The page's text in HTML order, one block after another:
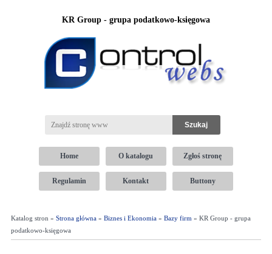
KR Group - grupa podatkowo-księgowa
Home O katalogu Zgłoś stronę
Regulamin Kontakt Buttony
Katalog stron » Strona główna» Biznes i Ekonomia» Bazy firm » KR Group - grupa
podatkowo-księgowa